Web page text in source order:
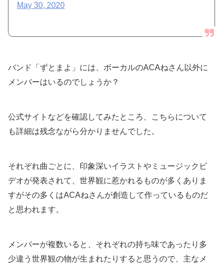
May 30, 2020
バンド「ずとまよ」には、ボーカルのACAねさん以外に
メンバーはいるのでしょうか？
公式サイトなどを確認してみたところ、こちらについて
も詳細は残念ながら分かりませんでした。
それぞれ曲ごとに、印象深いイラストやミュージックビ
デオが発表されて、世界観に惹かれるものが多くありま
すがその多くはACAねさんが創造して作っているものだ
と思われます。
メンバーが複数いると、それぞれの持ち味であったり多
少違う世界観の物が生まれたりすると思うので、主なメ